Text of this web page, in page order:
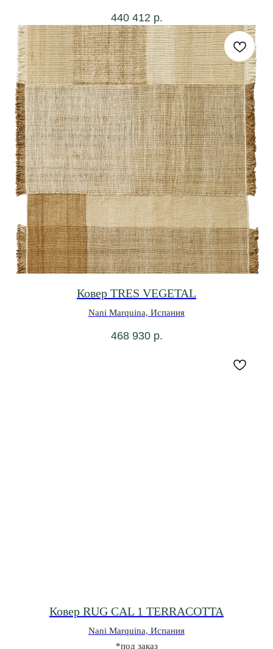
440 412 р.
Ковер TRES VEGETAL
Nani Marquina, Испания
468 930 р.
Ковер RUG CAL 1 TERRACOTTA
Nani Marquina, Испания
*под заказ